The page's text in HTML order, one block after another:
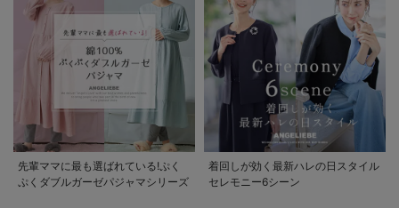
先輩ママに最も選ばれている!ぷく
ぷくダブルガーゼパジャマシリーズ
着回しが効く最新ハレの日スタイル
セレモニー6シーン